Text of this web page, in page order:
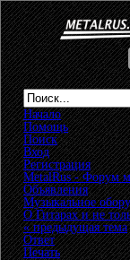
Начало
Помощь
Поиск
Вход
Регистрация
MetalRus - Форум
Объявления»
Музыкальное
О Гитарах и не
« предыдущая тема
Ответ
Печать